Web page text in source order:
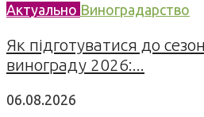
Актуально Виноградарство
Як підготуватися до
винограду 2026:...
06.08.2026